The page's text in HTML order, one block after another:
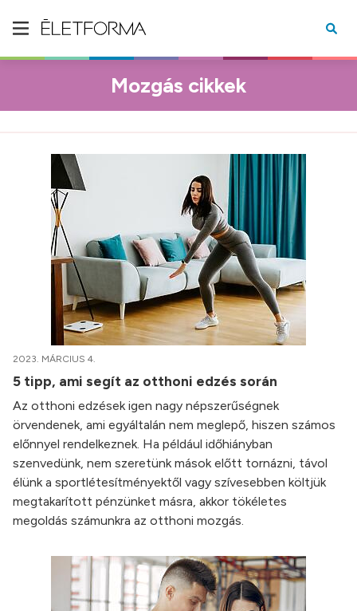
Mozgás cikkek
2023. MÁRCIUS 4.
5 tipp, ami segít az otthoni edzés során
Az otthoni edzések igen nagy népszerűségnek
örvendenek, ami egyáltalán nem meglepő, hiszen számos
előnnyel rendelkeznek. Ha például időhiányban
szenvedünk, nem szeretünk mások előtt tornázni, távol
élünk a sportlétesítményektől vagy szívesebben költjük
megtakarított pénzünket másra, akkor tökéletes
megoldás számunkra az otthoni mozgás.